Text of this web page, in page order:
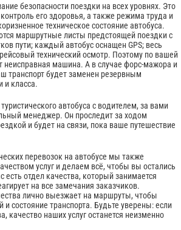
безопасности поездки на всех уровнях. Это
его здоровья, а также режима труда и
техническое состояние автобуса.
маршрутные листы предстоящей поездки с
пути; каждый автобус оснащен GPS; весь
технический осмотр. Поэтому по вашей
неисправная машина. А в случае форс-мажора и
транспорт будет заменен резервным
и класса.
автобуса с водителем, за вами
менеджер. Он проследит за ходом
и будет на связи, пока ваше путешествие
перевозок на автобусе мы также
услуг и делаем всё, чтобы вы остались
отдел качества, который занимается
на все замечания заказчиков.
лично выезжает на маршруты, чтобы
и состояние транспорта. Будьте уверены: если
качество наших услуг останется неизменно